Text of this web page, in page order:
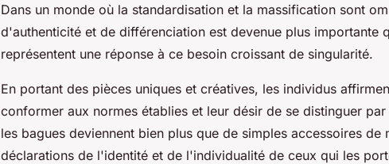
Dans un monde où la standardisation et la massification sont
d'authenticité et de différenciation est devenue plus importante
représentent une réponse à ce besoin croissant de singularité.
En portant des pièces uniques et créatives, les individus
conformer aux normes établies et leur désir de se distinguer
les bagues deviennent bien plus que de simples accessoires de
déclarations de l'identité et de l'individualité de ceux qui les